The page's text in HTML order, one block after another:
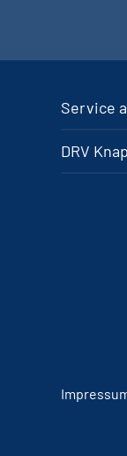
Service
DRV